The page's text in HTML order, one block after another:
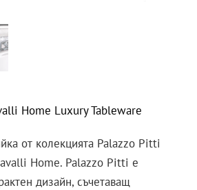
Home Luxury Tableware
от колекцията Palazzo Pitti
Home. Palazzo Pitti е
дизайн, съчетаващ